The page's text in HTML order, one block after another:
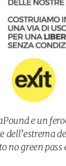
e un
no green pass